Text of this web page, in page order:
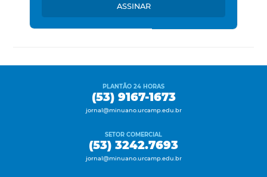
ASSINAR
PLANTÃO 24 HORAS
(53) 9167-1673
jornal@minuano.urcamp.edu.br
SETOR COMERCIAL
(53) 3242.7693
jornal@minuano.urcamp.edu.br